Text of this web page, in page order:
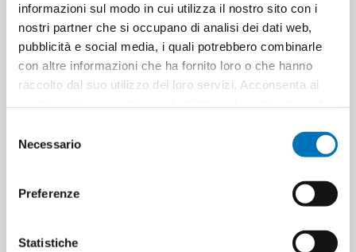
informazioni sul modo in cui utilizza il nostro sito con i
nostri partner che si occupano di analisi dei dati web,
pubblicità e social media, i quali potrebbero combinarle
con altre informazioni che ha fornito loro o che hanno
raccolto dal suo utilizzo dei loro servizi. Acconsenta ai
delNecessario
Preferenze
Statistiche
CHICCO BABY MOMENTS
ORGANIC PROTECTIVE
CHANGING PASTE 100 ML
CHICCO BABY MOMENTS
ORGANIC SHAMPOO WITHOUT
TEARS 500 ML